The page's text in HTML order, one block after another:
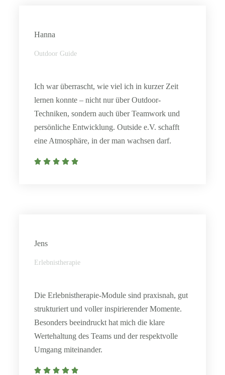
Hanna
Outdoor Guide
Ich war überrascht, wie viel ich in kurzer Zeit
lernen konnte – nicht nur über Outdoor-
Techniken, sondern auch über Teamwork und
persönliche Entwicklung. Outside e.V. schafft
eine Atmosphäre, in der man wachsen darf.
Jens
Erlebnistherapie
Die Erlebnistherapie-Module sind praxisnah, gut
strukturiert und voller inspirierender Momente.
Besonders beeindruckt hat mich die klare
Wertehaltung des Teams und der respektvolle
Umgang miteinander.